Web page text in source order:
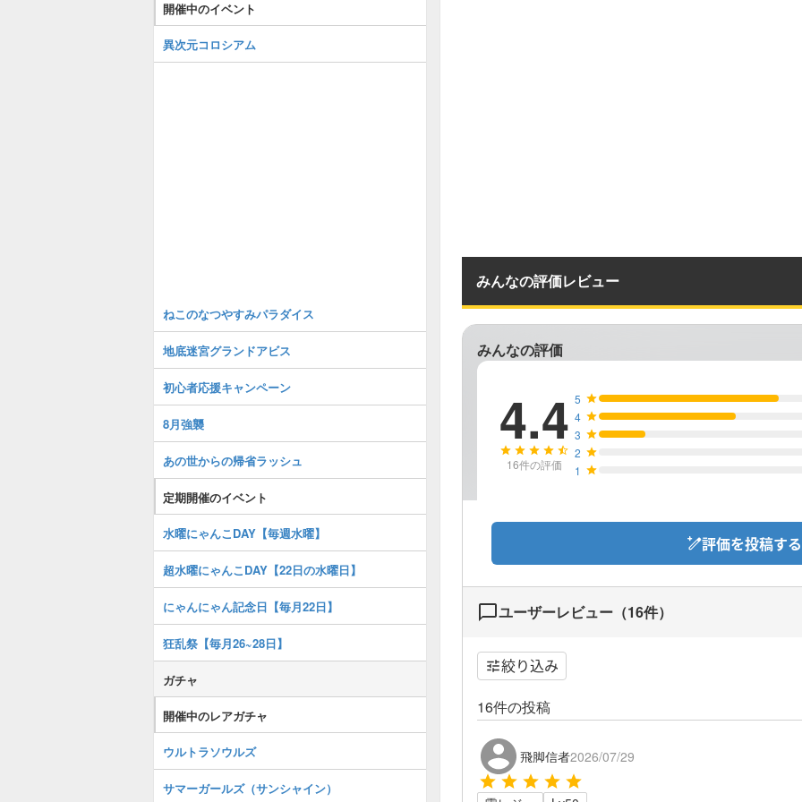
みんなの評価レビュー
みんなの評価
4.4
16件の評価
5
4
3
2
1
評価を投稿する
ユーザーレビュー（16件）
絞り込み
16件の投稿
飛脚信者2026/07/29
開催中のイベント
異次元コロシアム
ねこのなつやすみパラダイス
地底迷宮グランドアビス
初心者応援キャンペーン
8月強襲
あの世からの帰省ラッシュ
定期開催のイベント
水曜にゃんこDAY【毎週水曜】
超水曜にゃんこDAY【22日の水曜日】
にゃんにゃん記念日【毎月22日】
狂乱祭【毎月26~28日】
ガチャ
開催中のレアガチャ
ウルトラソウルズ
サマーガールズ（サンシャイン）